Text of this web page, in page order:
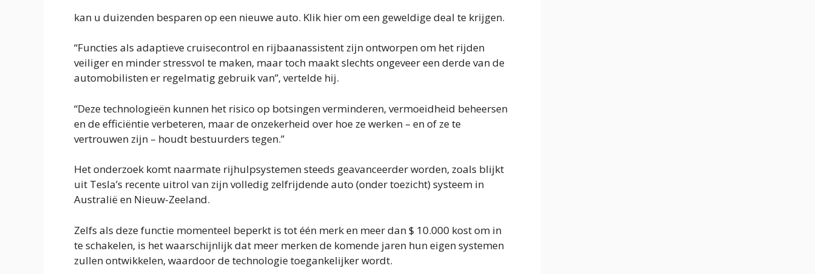
kan u duizenden besparen op een nieuwe auto. Klik hier om een ​​geweldige deal te krijgen.
“Functies als adaptieve cruisecontrol en rijbaanassistent zijn ontworpen om het rijden
veiliger en minder stressvol te maken, maar toch maakt slechts ongeveer een derde van de
automobilisten er regelmatig gebruik van”, vertelde hij.
“Deze technologieën kunnen het risico op botsingen verminderen, vermoeidheid beheersen
en de efficiëntie verbeteren, maar de onzekerheid over hoe ze werken – en of ze te
vertrouwen zijn – houdt bestuurders tegen.”
Het onderzoek komt naarmate rijhulpsystemen steeds geavanceerder worden, zoals blijkt
uit Tesla’s recente uitrol van zijn volledig zelfrijdende auto (onder toezicht)systeem in
Australië en Nieuw-Zeeland.
Zelfs als deze functie momenteel beperkt is tot één merk en meer dan $ 10.000 kost om in
te schakelen, is het waarschijnlijk dat meer merken de komende jaren hun eigen systemen
zullen ontwikkelen, waardoor de technologie toegankelijker wordt.